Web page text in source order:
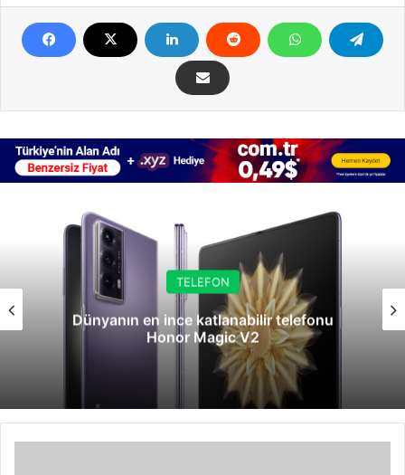
TELEFON
Dünyanın en ince katlanabilir telefonu
Honor Magic V2